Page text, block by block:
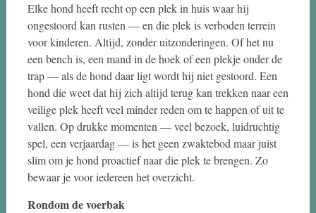
Elke hond heeft recht op een plek in huis waar hij
ongestoord kan rusten — en die plek is verboden terrein
voor kinderen. Altijd, zonder uitzonderingen. Of het nu
een bench is, een mand in de hoek of een plekje onder de
trap — als de hond daar ligt wordt hij niet gestoord. Een
hond die weet dat hij zich altijd terug kan trekken naar een
veilige plek heeft veel minder reden om te happen of uit te
vallen. Op drukke momenten — veel bezoek, luidruchtig
spel, een verjaardag — is het geen zwaktebod maar juist
slim om je hond proactief naar die plek te brengen. Zo
bewaar je voor iedereen het overzicht.
Rondom de voerbak